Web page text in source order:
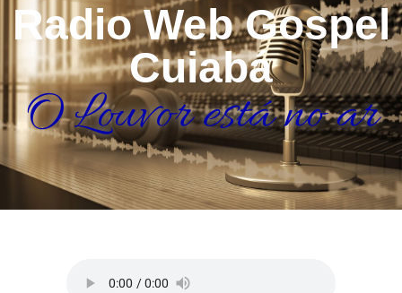
Radio Web Gospel
Cuiabá
O Louvor está no ar